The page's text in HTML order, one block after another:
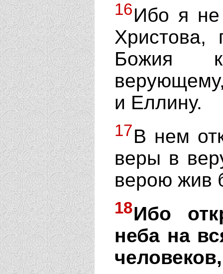
16Ибо я не
Божия
и Еллину.
17В нем
веры в
верою жив
18Ибо
неба на